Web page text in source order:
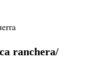
ranchera/